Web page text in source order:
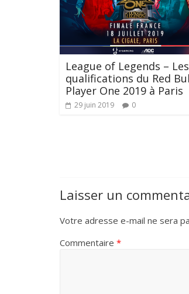
League of Legends – Les
qualifications du Red
Player One 2019 à Paris
29 juin 2019 0
Laisser un
Votre adresse e-mail ne sera
Commentaire *